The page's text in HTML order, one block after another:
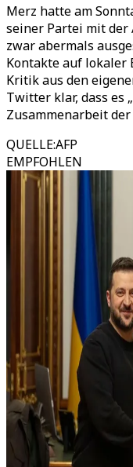
Merz hatte am
seiner Partei mit der
zwar abermals
Kontakte auf lokaler
Kritik aus den
Twitter klar, dass es
Zusammenarbeit der
QUELLE:AFP
EMPFOHLEN